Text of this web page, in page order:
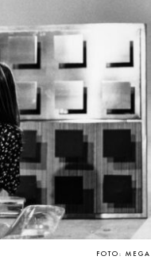
FOTO: MEGA